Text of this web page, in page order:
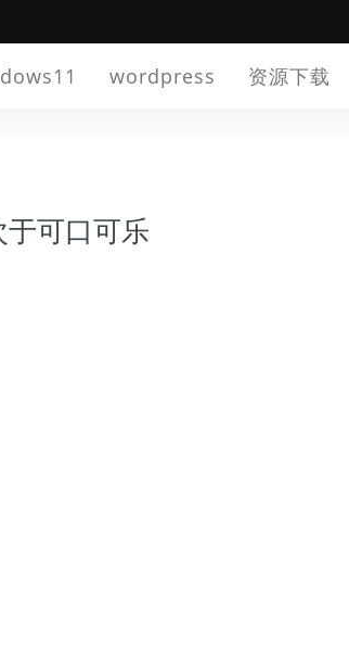
wordpress 资源下载
可口可乐